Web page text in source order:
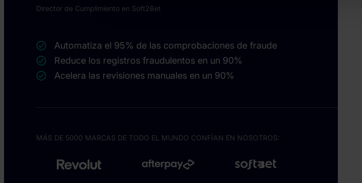
Director de Cumplimiento en Soft2Bet
Automatiza el 95% de las comprobaciones de fraude
Reduce los registros fraudulentos en un 90%
Acelera las revisiones manuales en un 90%
MÁS DE 5000 MARCAS DE TODO EL MUNDO CONFÍAN EN NOSOTROS: